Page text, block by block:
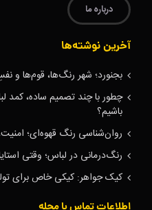
درباره ما
آخرین نوشته‌ها
بجنورد؛ شهر رنگ‌ها، قوم‌ها و
چطور با چند تصمیم ساده، کمد
باشیم؟
روان‌شناسی رنگ قهوه‌ای؛
رنگ‌درمانی در لباس؛ وقتی
کیک جواهر: کیکی خاص برای تولد ۶۲ سالگی نیتا